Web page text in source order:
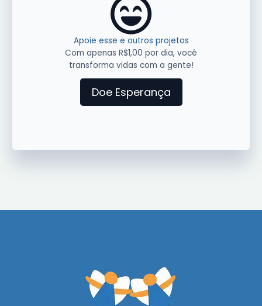
Apoie esse e outros projetos
Com apenas R$1,00 por dia, você
transforma vidas com a gente!
Doe Esperança